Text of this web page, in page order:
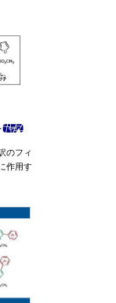
のフィ
作用す